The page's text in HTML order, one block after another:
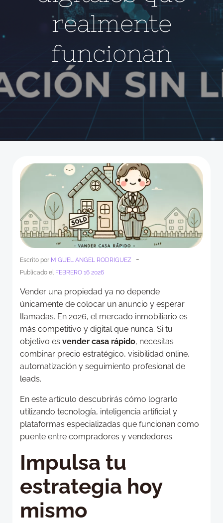
realmente
funcionan
Escrito por MIGUEL ANGEL RODRIGUEZ -
Publicado el FEBRERO 16 2026
Vender una propiedad ya no depende
únicamente de colocar un anuncio y esperar
llamadas. En 2026, el mercado inmobiliario es
más competitivo y digital que nunca. Si tu
objetivo es vender casa rápido, necesitas
combinar precio estratégico, visibilidad online,
automatización y seguimiento profesional de
leads.
En este artículo descubrirás cómo lograrlo
utilizando tecnología, inteligencia artificial y
plataformas especializadas que funcionan como
puente entre compradores y vendedores.
Impulsa tu
estrategia hoy
mismo